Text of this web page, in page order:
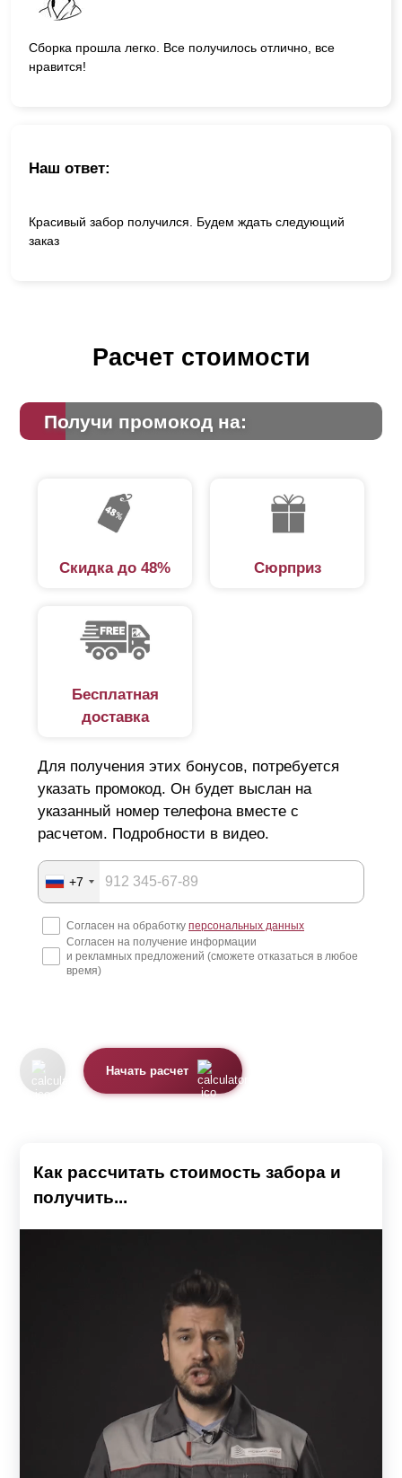
Сборка прошла легко. Все получилось отлично, все
нравится!
Наш ответ:
Красивый забор получился. Будем ждать следующий
заказ
Расчет стоимости
Получи промокод на:
Скидка до 48% Сюрприз
Бесплатная
доставка
Для получения этих бонусов, потребуется
указать промокод. Он будет выслан на
указанный номер телефона вместе с
расчетом. Подробности в видео.
+7
Согласен на обработку персональных данных
Согласен на получение информации
и рекламных предложений (сможете отказаться в любое
время)
Начать расчет
Как рассчитать стоимость забора и
получить...